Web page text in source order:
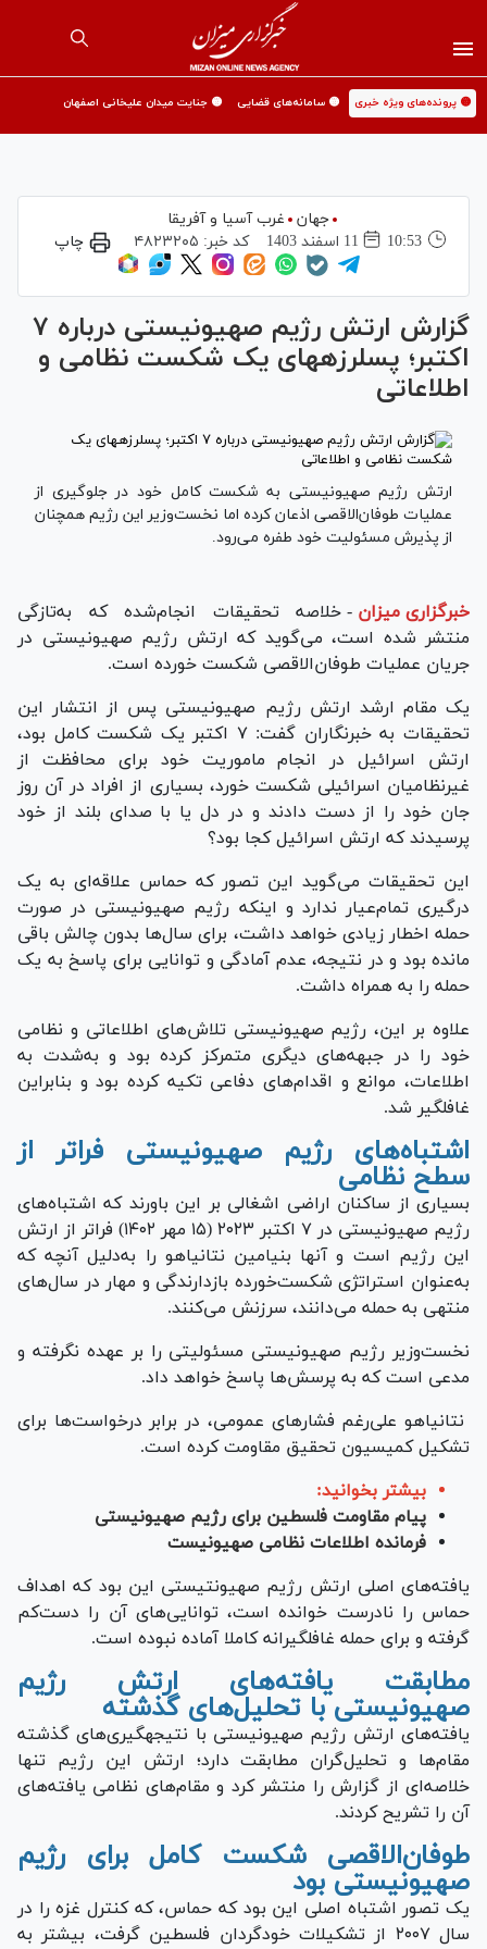
🟡 پرونده‌های ویژه خبری 🟡 سامانه‌های قضایی 🟡 جنایت میدان علیخانی اصفهان
جهان
غرب آسیا و آفریقا
10:53
11 اسفند 1403 کد خبر: ۴۸۲۳۲۰۵ چاپ
گزارش ارتش رژیم صهیونیستی درباره ۷
اکتبر؛ پس‎لرزه‎های یک شکست نظامی و
اطلاعاتی
ارتش رژیم صهیونیستی به شکست کامل خود در جلوگیری از
عملیات طوفان‌الاقصی اذعان کرده اما نخست‌وزیر این رژیم همچنان
از پذیرش مسئولیت خود طفره می‌رود.
خبرگزاری میزان - خلاصه تحقیقات انجام‌شده که به‌تازگی
منتشر شده است، می‌گوید که ارتش رژیم صهیونیستی در
جریان عملیات طوفان‌الاقصی شکست خورده است.
یک مقام ارشد ارتش رژیم صهیونیستی پس از انتشار این
تحقیقات به خبرنگاران گفت: ۷ اکتبر یک شکست کامل بود،
ارتش اسرائیل در انجام ماموریت خود برای محافظت از
غیرنظامیان اسرائیلی شکست خورد، بسیاری از افراد در آن روز
جان خود را از دست دادند و در دل یا با صدای بلند از خود
پرسیدند که ارتش اسرائیل کجا بود؟
این تحقیقات می‌گوید این تصور که حماس علاقه‌ای به یک
درگیری تمام‌عیار ندارد و اینکه رژیم صهیونیستی در صورت
حمله اخطار زیادی خواهد داشت، برای سال‌ها بدون چالش باقی
مانده بود و در نتیجه، عدم آمادگی و توانایی برای پاسخ به یک
حمله را به همراه داشت.
علاوه بر این، رژیم صهیونیستی تلاش‌های اطلاعاتی و نظامی
خود را در جبهه‌های دیگری متمرکز کرده بود و به‌شدت به
اطلاعات، موانع و اقدام‌های دفاعی تکیه کرده بود و بنابراین
غافلگیر شد.
اشتباه‌های رژیم صهیونیستی فراتر از
سطح نظامی
بسیاری از ساکنان اراضی اشغالی بر این باورند که اشتباه‌های
رژیم صهیونیستی در ۷ اکتبر ۲۰۲۳ (۱۵ مهر ۱۴۰۲) فراتر از ارتش
این رژیم است و آنها بنیامین نتانیاهو را به‌دلیل آنچه که
به‌عنوان استراتژی شکست‌خورده بازدارندگی و مهار در سال‌های
منتهی به حمله می‌دانند، سرزنش می‌کنند.
نخست‌وزیر رژیم صهیونیستی مسئولیتی را بر عهده نگرفته و
مدعی است که به پرسش‌ها پاسخ خواهد داد.
نتانیاهو علی‌رغم فشار‌های عمومی، در برابر درخواست‌ها برای
تشکیل کمیسیون تحقیق مقاومت کرده است.
بیشتر بخوانید:
پیام مقاومت فلسطین برای رژیم صهیونیستی
فرمانده اطلاعات نظامی صهیونیست
یافته‌های اصلی ارتش رژیم صهیونتیستی این بود که اهداف
حماس را نادرست خوانده است، توانایی‌های آن را دست‌کم
گرفته و برای حمله غافلگیرانه کاملا آماده نبوده است.
مطابقت یافته‌های ارتش رژیم
صهیونیستی با تحلیل‌های گذشته
یافته‌های ارتش رژیم صهیونیستی با نتیجه‎گیری‌های گذشته
مقام‌ها و تحلیل‌گران مطابقت دارد؛ ارتش این رژیم تنها
خلاصه‌ای از گزارش را منتشر کرد و مقام‌های نظامی یافته‌های
آن را تشریح کردند.
طوفان‌الاقصی شکست کامل برای رژیم
صهیونیستی بود
یک تصور اشتباه اصلی این بود که حماس، که کنترل غزه را در
سال ۲۰۰۷ از تشکیلات خودگردان فلسطین گرفت، بیشتر به